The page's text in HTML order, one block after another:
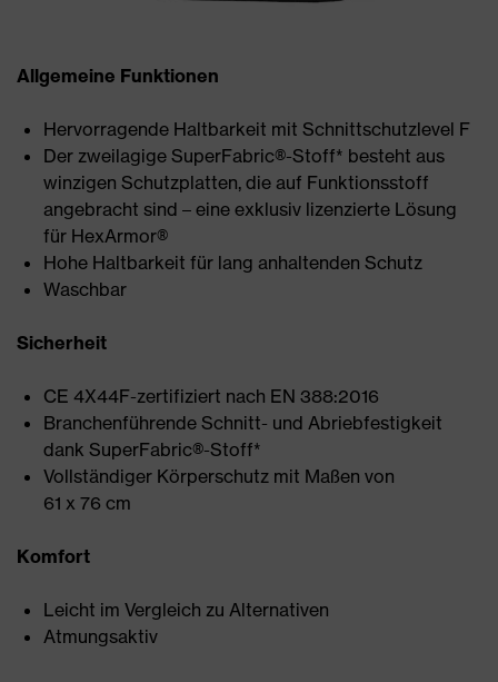
Allgemeine Funktionen
Hervorragende Haltbarkeit mit Schnittschutzlevel F
Der zweilagige SuperFabric®-Stoff* besteht aus
winzigen Schutzplatten, die auf Funktionsstoff
angebracht sind – eine exklusiv lizenzierte Lösung
für HexArmor®
Hohe Haltbarkeit für lang anhaltenden Schutz
Waschbar
Sicherheit
CE 4X44F-zertifiziert nach EN 388:2016
Branchenführende Schnitt- und Abriebfestigkeit
dank SuperFabric®-Stoff*
Vollständiger Körperschutz mit Maßen von
61 x 76 cm
Komfort
Leicht im Vergleich zu Alternativen
Atmungsaktiv